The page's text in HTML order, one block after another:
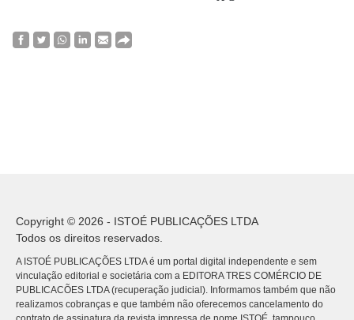
Copyright © 2026 - ISTOÉ PUBLICAÇÕES LTDA
Todos os direitos reservados.
A ISTOÉ PUBLICAÇÕES LTDA é um portal digital independente e sem
vinculação editorial e societária com a EDITORA TRES COMÉRCIO DE
PUBLICACÕES LTDA (recuperação judicial). Informamos também que não
realizamos cobranças e que também não oferecemos cancelamento do